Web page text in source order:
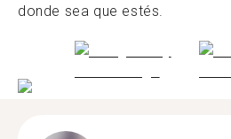
donde sea que estés.